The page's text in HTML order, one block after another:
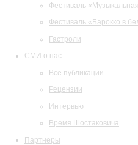
Фестиваль
Фестиваль «Барокко в
Гастроли
СМИ о нас
Все публикации
Рецензии
Интервью
Время Шостаковича
Партнеры